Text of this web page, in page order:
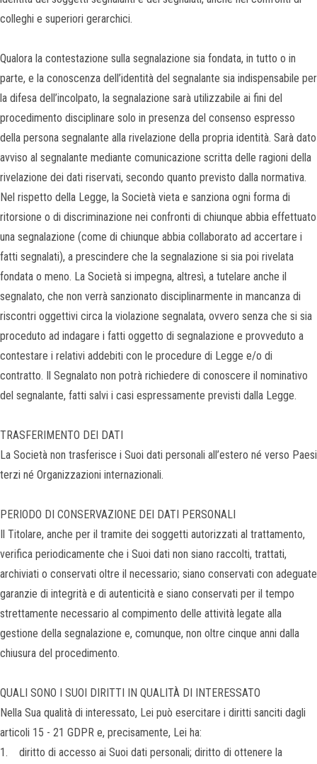
colleghi e superiori gerarchici.
Qualora la contestazione sulla segnalazione sia fondata, in tutto o in
parte, e la conoscenza dell’identità del segnalante sia indispensabile per
la difesa dell’incolpato, la segnalazione sarà utilizzabile ai fini del
procedimento disciplinare solo in presenza del consenso espresso
della persona segnalante alla rivelazione della propria identità. Sarà dato
avviso al segnalante mediante comunicazione scritta delle ragioni della
rivelazione dei dati riservati, secondo quanto previsto dalla normativa.
Nel rispetto della Legge, la Società vieta e sanziona ogni forma di
ritorsione o di discriminazione nei confronti di chiunque abbia effettuato
una segnalazione (come di chiunque abbia collaborato ad accertare i
fatti segnalati), a prescindere che la segnalazione si sia poi rivelata
fondata o meno. La Società si impegna, altresì, a tutelare anche il
segnalato, che non verrà sanzionato disciplinarmente in mancanza di
riscontri oggettivi circa la violazione segnalata, ovvero senza che si sia
proceduto ad indagare i fatti oggetto di segnalazione e provveduto a
contestare i relativi addebiti con le procedure di Legge e/o di
contratto. Il Segnalato non potrà richiedere di conoscere il nominativo
del segnalante, fatti salvi i casi espressamente previsti dalla Legge.
TRASFERIMENTO DEI DATI
La Società non trasferisce i Suoi dati personali all’estero né verso Paesi
terzi né Organizzazioni internazionali.
PERIODO DI CONSERVAZIONE DEI DATI PERSONALI
Il Titolare, anche per il tramite dei soggetti autorizzati al trattamento,
verifica periodicamente che i Suoi dati non siano raccolti, trattati,
archiviati o conservati oltre il necessario; siano conservati con adeguate
garanzie di integrità e di autenticità e siano conservati per il tempo
strettamente necessario al compimento delle attività legate alla
gestione della segnalazione e, comunque, non oltre cinque anni dalla
chiusura del procedimento.
QUALI SONO I SUOI DIRITTI IN QUALITÀ DI INTERESSATO
Nella Sua qualità di interessato, Lei può esercitare i diritti sanciti dagli
articoli 15 - 21 GDPR e, precisamente, Lei ha:
1. diritto di accesso ai Suoi dati personali; diritto di ottenere la